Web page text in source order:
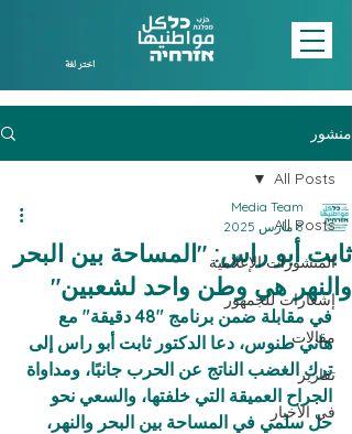
اختر لغة
منشور
All Posts
المنشورات الإعلامية
إشعارات للجمهور
مقالات
تقارير
في الأخبار
All Posts
ثابت أبو راس: "المساحة بين البحر
والنهر هي وطن واحد لشعبين"
Media Team
8 مارس 2025
في مقابلة ضمن برنامج "48 دقيقة" مع
هاني طنوس، دعا الدكتور ثابت أبو راس إلى
ترك الغضب الناتج عن الحرب جانبًا، ومداواة
الجراح العميقة التي خلفتها، والسعي نحو
حل سلمي في المساحة بين البحر والنهر،